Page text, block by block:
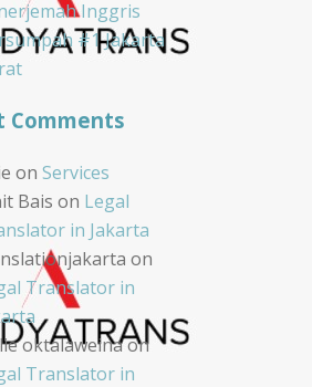
Inggris
#1 Jakarta
Comments
on Services
Bais on Legal
in Jakarta
on
Translator in
oktalaweinaon
Translator in